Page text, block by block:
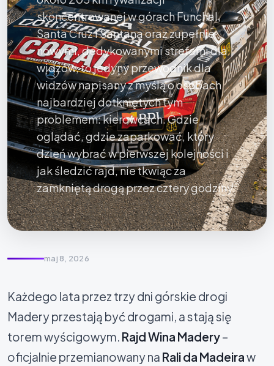
skoncentrowanej w górach Funchal,
Santa Cruz i Santana oraz zupełnie
nowymi, dedykowanymi strefami dla
widzów, to jedyny przewodnik dla
widzów napisany z myślą o osobach
najbardziej dotkniętych tym
problemem: kierowcach. Gdzie
oglądać, gdzie zaparkować, który
dzień wybrać w pierwszej kolejności i
jak śledzić rajd, nie tkwiąc za
zamkniętą drogą przez cztery godziny.
maj 8, 2026
Każdego lata przez trzy dni górskie drogi
Madery przestają być drogami, a stają się
torem wyścigowym. Rajd Wina Madery–
oficjalnie przemianowany na Rali da Madeiraw